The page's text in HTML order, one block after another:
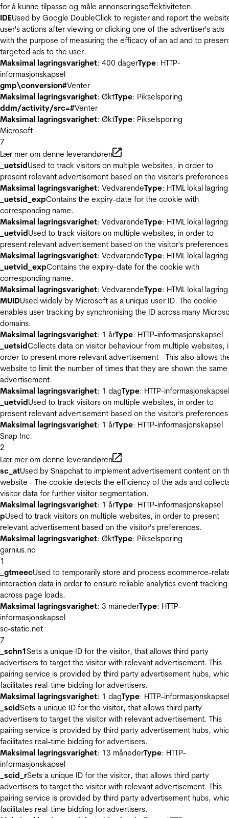
for å kunne tilpasse og måle annonseringseffektiviteten.
IDEUsed by Google DoubleClick to register and report the
user's actions after viewing or clicking one of the advertiser's ads
with the purpose of measuring the efficacy of an ad and to
targeted ads to the user.
Maksimal lagringsvarighet: 400 dagerType: HTTP-
informasjonskapsel
gmp\conversion#Venter
Maksimal lagringsvarighet: ØktType: Pikselsporing
ddm/activity/src=#Venter
Maksimal lagringsvarighet: ØktType: Pikselsporing
Microsoft
7
Lær mer om denne leverandøren
_uetsidUsed to track visitors on multiple websites, in order to
present relevant advertisement based on the visitor's
Maksimal lagringsvarighet: VedvarendeType: HTML lokal lagring
_uetsid_expContains the expiry-date for the cookie with
corresponding name.
Maksimal lagringsvarighet: VedvarendeType: HTML lokal lagring
_uetvidUsed to track visitors on multiple websites, in order to
present relevant advertisement based on the visitor's
Maksimal lagringsvarighet: VedvarendeType: HTML lokal lagring
_uetvid_expContains the expiry-date for the cookie with
corresponding name.
Maksimal lagringsvarighet: VedvarendeType: HTML lokal lagring
MUIDUsed widely by Microsoft as a unique user ID. The cookie
enables user tracking by synchronising the ID across many
domains.
Maksimal lagringsvarighet: 1 årType: HTTP-informasjonskapsel
_uetsidCollects data on visitor behaviour from multiple websites,
order to present more relevant advertisement - This also allows
website to limit the number of times that they are shown the same
advertisement.
Maksimal lagringsvarighet: 1 dagType: HTTP-informasjonskapsel
_uetvidUsed to track visitors on multiple websites, in order to
present relevant advertisement based on the visitor's
Maksimal lagringsvarighet: 1 årType: HTTP-informasjonskapsel
Snap Inc.
2
Lær mer om denne leverandøren
sc_atUsed by Snapchat to implement advertisement content on
website - The cookie detects the efficiency of the ads and
visitor data for further visitor segmentation.
Maksimal lagringsvarighet: 1 årType: HTTP-informasjonskapsel
pUsed to track visitors on multiple websites, in order to present
relevant advertisement based on the visitor's preferences.
Maksimal lagringsvarighet: ØktType: Pikselsporing
garnius.no
1
_gtmeecUsed to temporarily store and process ecommerce-
interaction data in order to ensure reliable analytics event tracking
across page loads.
Maksimal lagringsvarighet: 3 månederType: HTTP-
informasjonskapsel
sc-static.net
7
_schn1Sets a unique ID for the visitor, that allows third party
advertisers to target the visitor with relevant advertisement. This
pairing service is provided by third party advertisement hubs,
facilitates real-time bidding for advertisers.
Maksimal lagringsvarighet: 1 dagType: HTTP-informasjonskapsel
_scidSets a unique ID for the visitor, that allows third party
advertisers to target the visitor with relevant advertisement. This
pairing service is provided by third party advertisement hubs,
facilitates real-time bidding for advertisers.
Maksimal lagringsvarighet: 13 månederType: HTTP-
informasjonskapsel
_scid_rSets a unique ID for the visitor, that allows third party
advertisers to target the visitor with relevant advertisement. This
pairing service is provided by third party advertisement hubs,
facilitates real-time bidding for advertisers.